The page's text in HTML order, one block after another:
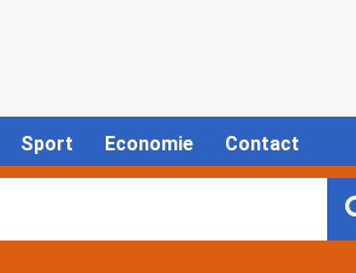
Sport Economie Contact